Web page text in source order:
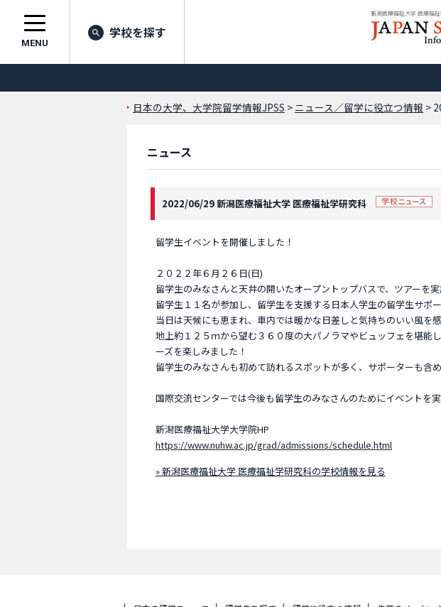
MENU
学校を探す
日本の大学、大学院留学情報JPSS > ニュース／留学に役立つ情報 >
ニュース
2022/06/29 新潟医療福祉大学 医療福祉学研究科
留学生イベントを開催しました！
２０２２年６月２６日(日)
留学生のみなさんと天井の開いたオープントップバスで、ツアーを実
留学生１１名が参加し、留学生を支援する日本人学生の留学生サポ
当日は天候にも恵まれ、車内では暖かな日差しと気持ちのいい風を
地上約１２５ｍから望む３６０度の大パノラマやビュッフェを堪能
ーズを楽しみました！
留学生のみなさんも初めて訪れるスポットが多く、サポーターも含
国際交流センターでは今後も留学生のみなさんのためにイベントを実
新潟医療福祉大学大学院HP
https://www.nuhw.ac.jp/grad/admissions/schedule.html
» 新潟医療福祉大学 医療福祉学研究科の学校情報を見る